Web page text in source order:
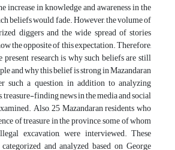
increase in knowledge and awareness in the
beliefs would fade. However, the volume of
diggers and the wide spread of stories
the opposite of this expectation. Therefore,
present research is why such beliefs are still
and why this belief is strong in Mazandaran
such a question, in addition to analyzing
finding news in the media and social
Also, 25 Mazandaran residents who
of treasure in the province, some of whom
excavation, were interviewed. These
and analyzed based on George